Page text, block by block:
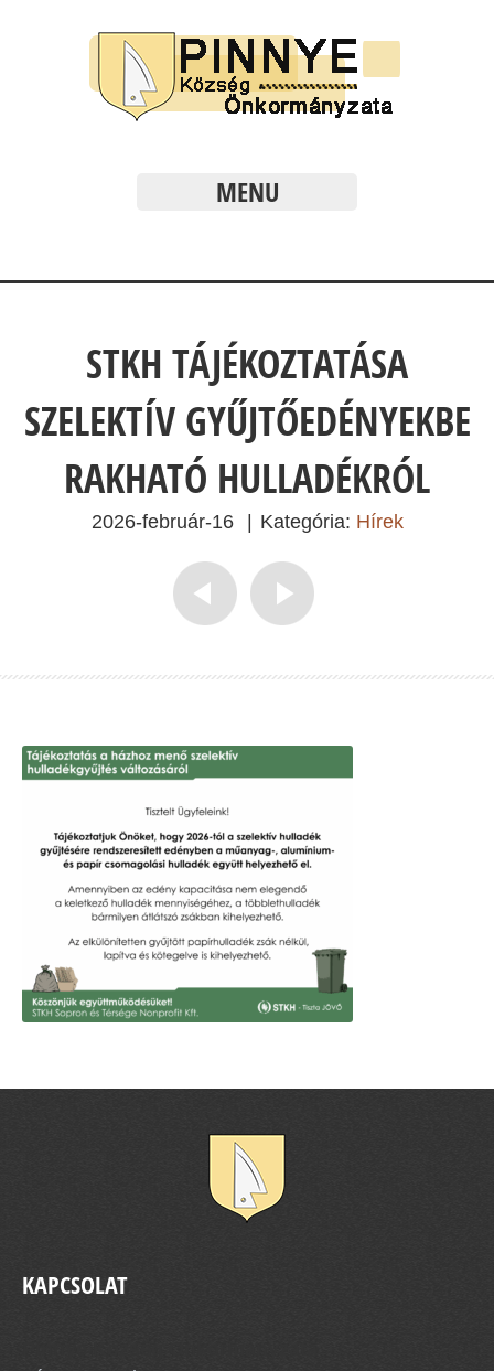
MENU
STKH TÁJÉKOZTATÁSA
SZELEKTÍV GYŰJTŐEDÉNYEKBE
RAKHATÓ HULLADÉKRÓL
2026-február-16 Kategória: Hírek
KAPCSOLAT